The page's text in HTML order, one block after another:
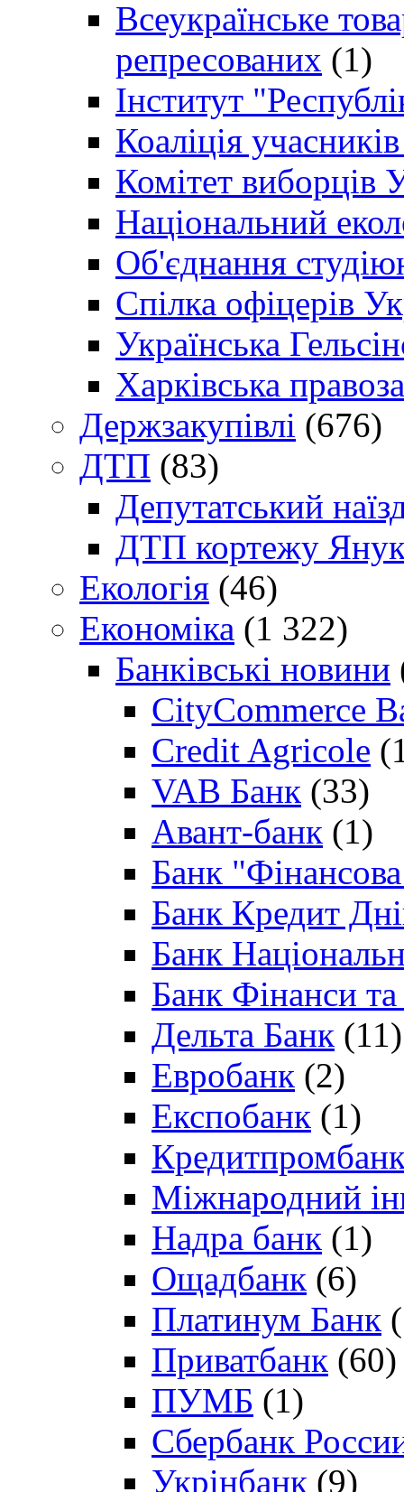
Всеукраїнське
репресованих (1)
Інститут
Коаліція
Комітет виборців
Національний
Об'єднання
Спілка офіцерів
Українська
Харківська
Держзакупівлі (676)
ДТП (83)
Депутатський
ДТП кортежу
Екологія (46)
Економіка (1 322)
Банківські новини
CityCommerce
Credit Agricole
VAB Банк (33)
Авант-банк (1)
Банк "Фінансова
Банк Кредит
Банк
Банк Фінанси
Дельта Банк (11)
Евробанк (2)
Експобанк (1)
Міжнародний
Надра банк (1)
Ощадбанк (6)
Платинум Банк
Приватбанк (60)
ПУМБ (1)
Сбербанк
Укрінбанк (9)